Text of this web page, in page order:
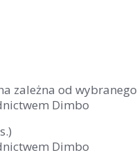
zależna od
Dimbo
Dimbo